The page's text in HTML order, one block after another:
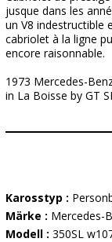
jusque dans les
un V8 indestructible
cabriolet à la ligne
encore raisonnable.
1973 Mercedes-
in La Boisse by GT
Karosstyp :
Märke : Mercedes-
Modell : 350SL